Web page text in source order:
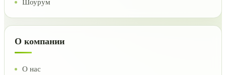
Шоурум
О компании
О нас